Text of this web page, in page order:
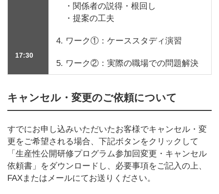
17:30
・関係者の説得・根回し
・提案の工夫
4. ワーク①：ケーススタディ演習
5. ワーク②：実際の職場での問題解決
キャンセル・変更のご依頼について
すでにお申し込みいただいたお客様でキャンセル・変
更をご希望される場合、下記ボタンをクリックして
「生産性公開研修プログラム参加回変更・キャンセル
依頼書」をダウンロードし、必要事項をご記入の上、
FAXまたはメールにてお送りください。